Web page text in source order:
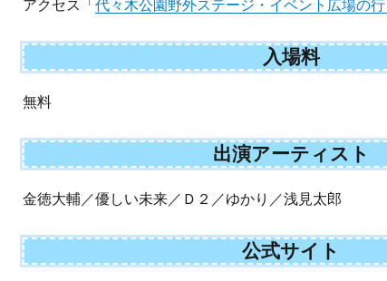
アクセス「代々木公園野外ステージ・イベント広場の
入場料
無料
出演アーティスト
金徳大輔／優しい未来／Ｄ２／ゆかり／浅見太郎
公式サイト